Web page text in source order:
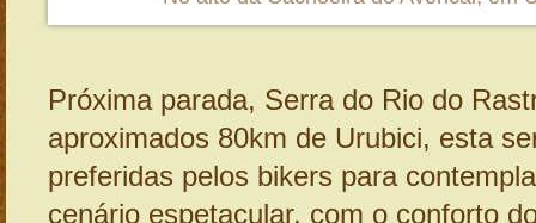
Próxima parada, Serra do Rio do
aproximados 80km de Urubici, esta
preferidas pelos bikers para
cenário espetacular, com o conforto